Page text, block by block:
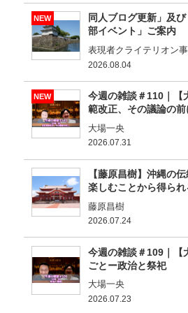
NEW
同人ブログ更新」及
部イベント」ご案内
表現者クライテリオン事
2026.08.04
NEW
今週の雑談＃110｜【
範改正、その議論の前
大場一央
2026.07.31
【藤原昌樹】沖縄の
楽しむことから得られ
藤原昌樹
2026.07.24
今週の雑談＃109｜【
ごとー政治と祭祀
大場一央
2026.07.23